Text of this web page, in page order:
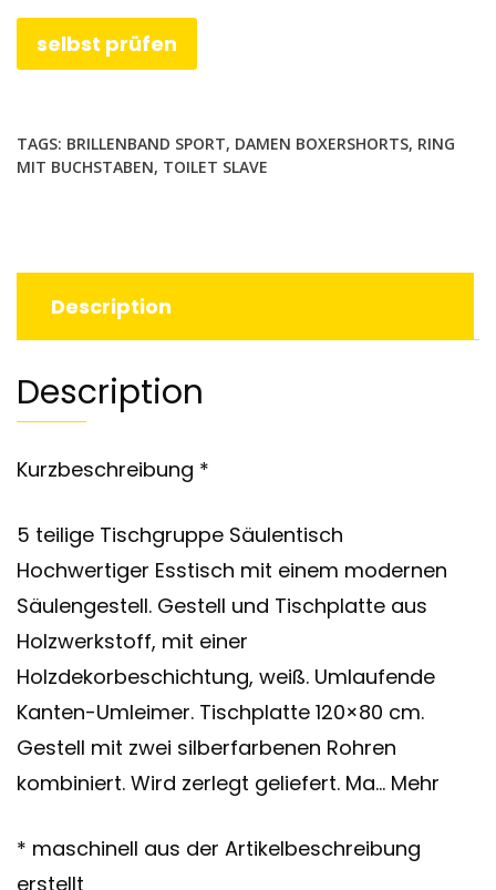
selbst prüfen
TAGS: BRILLENBAND SPORT, DAMEN BOXERSHORTS, RING
MIT BUCHSTABEN, TOILET SLAVE
Description
Description
Kurzbeschreibung *
5 teilige Tischgruppe Säulentisch
Hochwertiger Esstisch mit einem modernen
Säulengestell. Gestell und Tischplatte aus
Holzwerkstoff, mit einer
Holzdekorbeschichtung, weiß. Umlaufende
Kanten-Umleimer. Tischplatte 120×80 cm.
Gestell mit zwei silberfarbenen Rohren
kombiniert. Wird zerlegt geliefert. Ma… Mehr
* maschinell aus der Artikelbeschreibung
erstellt